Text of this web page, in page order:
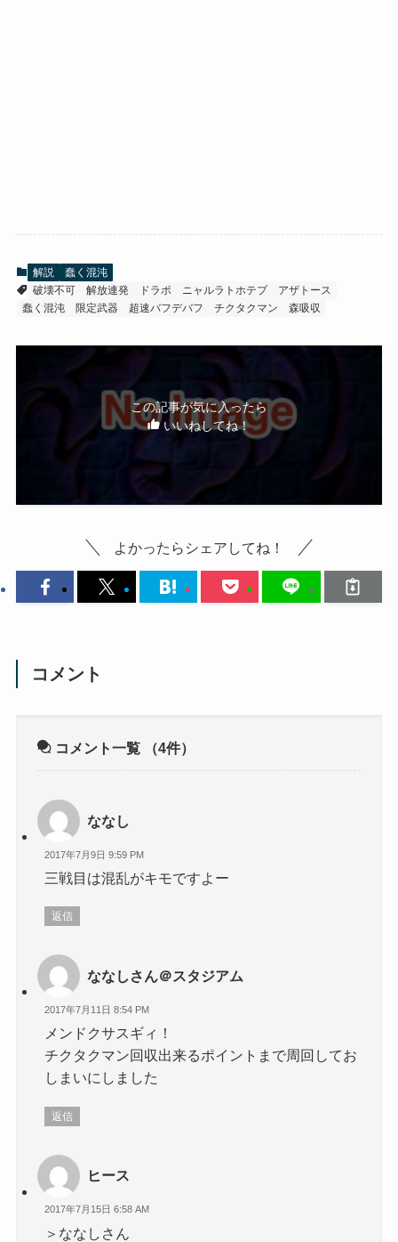
解説
蠢く混沌
破壊不可
解放連発 ドラポ ニャルラトホテプ
アザトース
蠢く混沌
限定武器 超速バフデバフ チクタクマン 森吸収
この記事が気に入ったら
いいねしてね！
よかったらシェアしてね！
コメント
コメント一覧 （4件）
ななし
2017年7月9日 9:59 PM
三戦目は混乱がキモですよー
返信
ななしさん＠スタジアム
2017年7月11日 8:54 PM
メンドクサスギィ！
チクタクマン回収出来るポイントまで周回してお
しまいにしました
返信
ヒース
2017年7月15日 6:58 AM
＞ななしさん